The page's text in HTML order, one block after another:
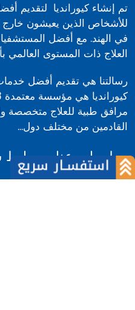
تم إنشاء كيورانديا لتقديم
للأشخاص الذين يعيشون خارج
في الهند. مع أفضل
العلاج ذات المستوى العالمي
رسالتنا هي تقديم أفضل
مرافق طبية للعلاج متخصصة
القادمين من مختلف دول...
معلومات عنا
عن الشركة
أخبار